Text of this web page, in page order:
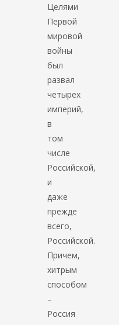
Целями
Первой
мировой
войны
был
развал
четырех
империй,
в
том
числе
Российской,
и
даже
прежде
всего,
Российской.
Причем,
хитрым
способом
–
Россия